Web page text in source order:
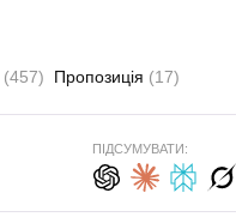
(457) Пропозиція (17)
ПІДСУМУВАТИ: